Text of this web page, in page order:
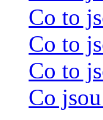
Co to
Co to
Co to
Co